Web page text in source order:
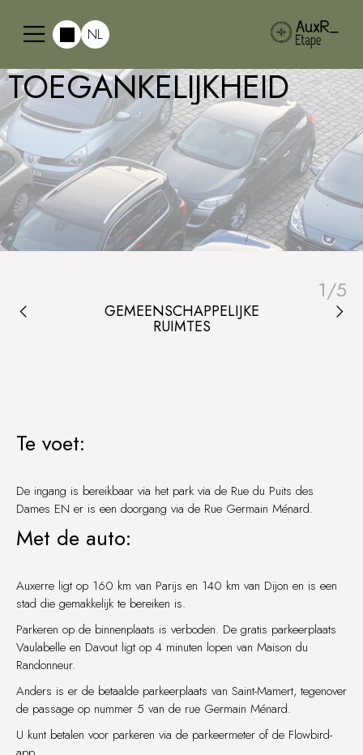
NL
TOEGANKELIJKHEID
1/5
GEMEENSCHAPPELIJKE
RUIMTES
Te voet:
De ingang is bereikbaar via het park via de Rue du Puits des
Dames EN er is een doorgang via de Rue Germain Ménard.
Met de auto:
Auxerre ligt op 160 km van Parijs en 140 km van Dijon en is een
stad die gemakkelijk te bereiken is.
Parkeren op de binnenplaats is verboden. De gratis parkeerplaats
Vaulabelle en Davout ligt op 4 minuten lopen van Maison du
Randonneur.
Anders is er de betaalde parkeerplaats van Saint-Mamert, tegenover
de passage op nummer 5 van de rue Germain Ménard.
U kunt betalen voor parkeren via de parkeermeter of de Flowbird-